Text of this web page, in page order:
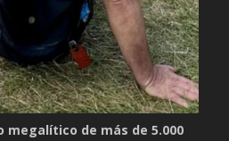
megalítico de más de 5.000